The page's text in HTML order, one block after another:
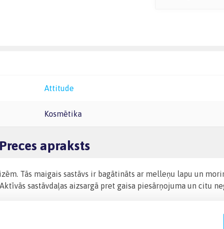
Attitude
Kosmētika
Preces apraksts
Tās maigais sastāvs ir bagātināts ar melleņu lapu un
sastāvdaļas aizsargā pret gaisa piesārņojuma un citu